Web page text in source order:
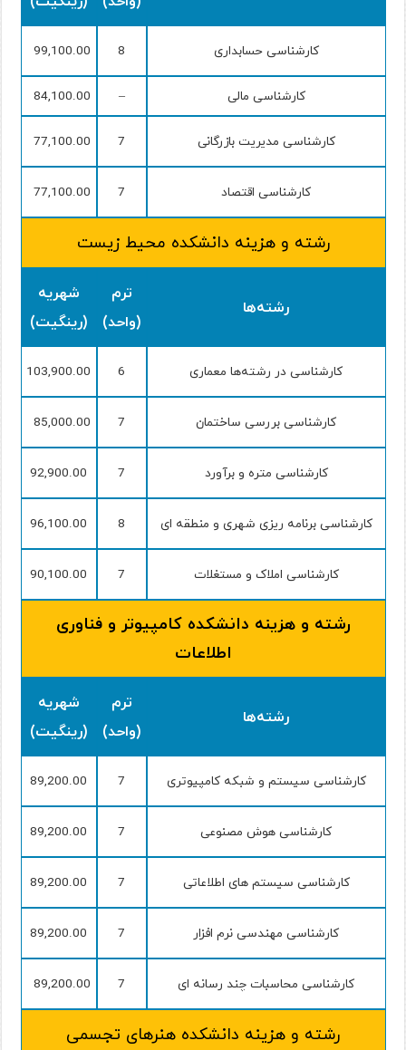
کارشناسی حسابداری 8
99,100.00
کارشناسی مالی –
84,100.00
کارشناسی مدیریت بازرگانی 7
77,100.00
کارشناسی اقتصاد 7
77,100.00
رشته و هزینه دانشکده محیط زیست
رشته‌ها
ترم
(واحد)
شهریه
(رینگیت)
کارشناسی در رشته‌ها معماری 6
103,900.00
کارشناسی بررسی ساختمان 7
85,000.00
کارشناسی متره‌ و برآورد 7
92,900.00
کارشناسی برنامه ریزی شهری و منطقه ای 8
96,100.00
کارشناسی املاک و مستغلات 7
90,100.00
رشته و هزینه دانشکده کامپیوتر و فناوری
اطلاعات
رشته‌ها
ترم
(واحد)
شهریه
(رینگیت)
کارشناسی سیستم و شبکه کامپیوتری 7
89,200.00
کارشناسی هوش مصنوعی 7
89,200.00
کارشناسی سیستم های اطلاعاتی 7
89,200.00
کارشناسی مهندسی نرم افزار 7
89,200.00
کارشناسی محاسبات چند رسانه ای 7
89,200.00
رشته و هزینه دانشکده هنرهای تجسمی